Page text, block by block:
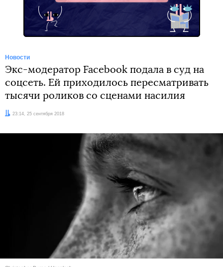
Новости
Экс-модератор Facebook подала в суд на
соцсеть. Ей приходилось пересматривать
тысячи роликов со сценами насилия
Дата:23:14, 25 сентября 2018